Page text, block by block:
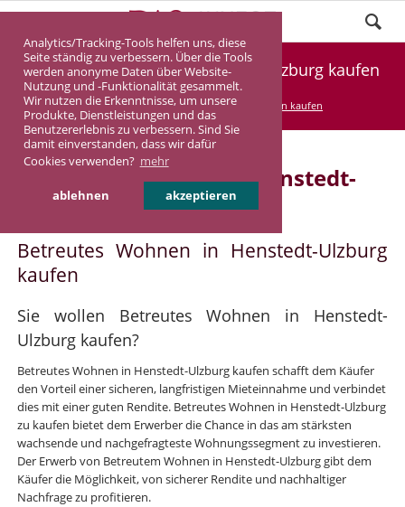
Analytics/Tracking-Tools helfen uns, diese
Seite ständig zu verbessern. Über die Tools
werden anonyme Daten über Website-
Nutzung und -Funktionalität gesammelt.
Wir nutzen die Erkenntnisse, um unsere
Produkte, Dienstleistungen und das
Benutzererlebnis zu verbessern. Sind Sie
damit einverstanden, dass wir dafür
Cookies verwenden? mehr
ablehnen akzeptieren
Betreutes Wohnen in Henstedt-Ulzburg kaufen
DASINVEST Service Betreutes Wohnen kaufen
Betreutes Wohnen in Henstedt-
Ulzburg
Betreutes Wohnen in Henstedt-Ulzburg
kaufen
Sie wollen Betreutes Wohnen in Henstedt-
Ulzburg kaufen?
Betreutes Wohnen in Henstedt-Ulzburg kaufen schafft dem Käufer
den Vorteil einer sicheren, langfristigen Mieteinnahme und verbindet
dies mit einer guten Rendite. Betreutes Wohnen in Henstedt-Ulzburg
zu kaufen bietet dem Erwerber die Chance in das am stärksten
wachsende und nachgefragteste Wohnungssegment zu investieren.
Der Erwerb von Betreutem Wohnen in Henstedt-Ulzburg gibt dem
Käufer die Möglichkeit, von sicherer Rendite und nachhaltiger
Nachfrage zu profitieren.